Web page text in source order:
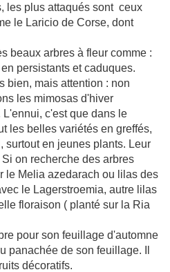
les plus attaqués sont ceux
le Laricio de Corse, dont
beaux arbres à fleur comme :
persistants et caduques.
bien, mais attention : non
les mimosas d'hiver
c'est que dans le
les belles variétés en greffés,
surtout en jeunes plants. Leur
on recherche des arbres
le Melia azedarach ou lilas des
le Lagerstroemia, autre lilas
floraison ( planté sur la Ria
pour son feuillage d'automne
panachée de son feuillage. Il
décoratifs.